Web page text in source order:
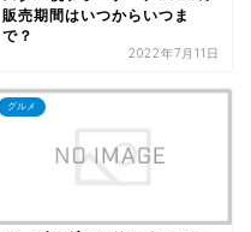
販売期間はいつからいつま
で？
2022年7月11日
グルメ